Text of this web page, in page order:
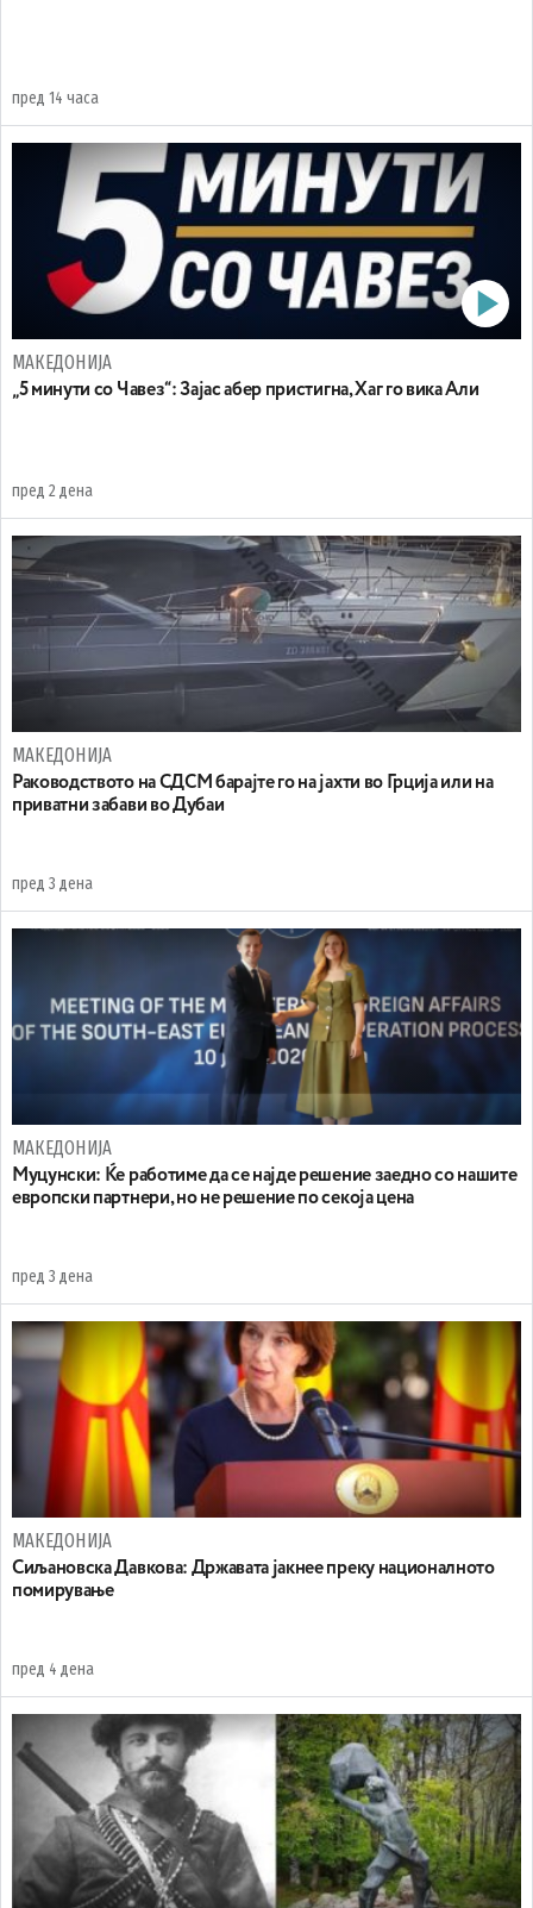
пред 14 часа
МАКЕДОНИЈА
„5 минути со Чавез“: Зајас абер пристигна, Хаг го вика Али
пред 2 дена
МАКЕДОНИЈА
Раководството на СДСМ барајте го на јахти во Грција или на
приватни забави во Дубаи
пред 3 дена
МАКЕДОНИЈА
Муцунски: Ќе работиме да се најде решение заедно со нашите
европски партнери, но не решение по секоја цена
пред 3 дена
МАКЕДОНИЈА
Сиљановска Давкова: Државата јакнее преку националното
помирување
пред 4 дена